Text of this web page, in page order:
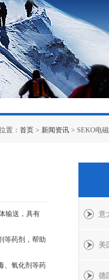
置： 首页 > 新闻资讯 > SEKO电
输送，具有
等药剂，帮助
、氧化剂等药
意
美
德